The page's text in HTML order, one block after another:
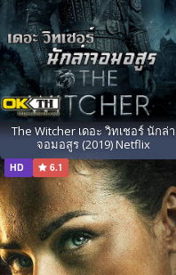
The Witcher เดอะ วิทเชอร์ นักล่า
จอมอสูร (2019) Netflix
HD 6.1